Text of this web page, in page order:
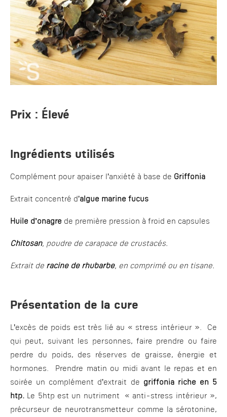
Prix : Élevé
Ingrédients utilisés
Complément pour apaiser l’anxiété à base de Griffonia
Extrait concentré d’algue marine fucus
Huile d’onagre de première pression à froid en capsules
Chitosan, poudre de carapace de crustacés.
Extrait de racine de rhubarbe, en comprimé ou en tisane.
Présentation de la cure
L’excès de poids est très lié au « stress intérieur ». Ce
qui peut, suivant les personnes, faire prendre ou faire
perdre du poids, des réserves de graisse, énergie et
hormones. Prendre matin ou midi avant le repas et en
soirée un complément d’extrait de griffonia riche en 5
htp. Le 5htp est un nutriment « anti-stress intérieur »,
précurseur de neurotransmetteur comme la sérotonine,